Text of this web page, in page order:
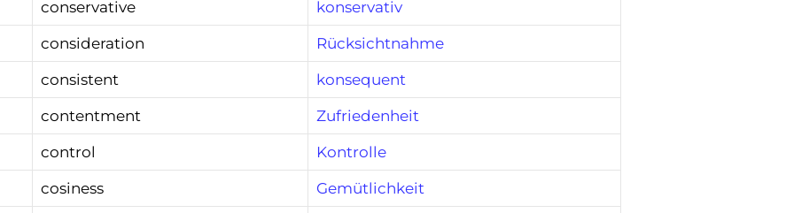
conservative konservativ
consideration Rücksichtnahme
consistent konsequent
contentment Zufriedenheit
control Kontrolle
cosiness Gemütlichkeit